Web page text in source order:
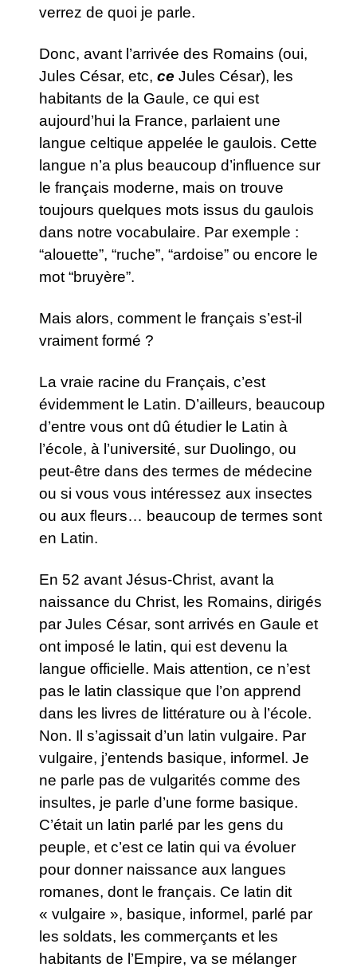
verrez de quoi je parle.
Donc, avant l’arrivée des Romains (oui,
Jules César, etc, ce Jules César), les
habitants de la Gaule, ce qui est
aujourd’hui la France, parlaient une
langue celtique appelée le gaulois. Cette
langue n’a plus beaucoup d’influence sur
le français moderne, mais on trouve
toujours quelques mots issus du gaulois
dans notre vocabulaire. Par exemple :
“alouette”, “ruche”, “ardoise” ou encore le
mot “bruyère”.
Mais alors, comment le français s’est-il
vraiment formé ?
La vraie racine du Français, c’est
évidemment le Latin. D’ailleurs, beaucoup
d’entre vous ont dû étudier le Latin à
l’école, à l’université, sur Duolingo, ou
peut-être dans des termes de médecine
ou si vous vous intéressez aux insectes
ou aux fleurs… beaucoup de termes sont
en Latin.
En 52 avant Jésus-Christ, avant la
naissance du Christ, les Romains, dirigés
par Jules César, sont arrivés en Gaule et
ont imposé le latin, qui est devenu la
langue officielle. Mais attention, ce n’est
pas le latin classique que l’on apprend
dans les livres de littérature ou à l’école.
Non. Il s’agissait d’un latin vulgaire. Par
vulgaire, j’entends basique, informel. Je
ne parle pas de vulgarités comme des
insultes, je parle d’une forme basique.
C’était un latin parlé par les gens du
peuple, et c’est ce latin qui va évoluer
pour donner naissance aux langues
romanes, dont le français. Ce latin dit
« vulgaire », basique, informel, parlé par
les soldats, les commerçants et les
habitants de l’Empire, va se mélanger